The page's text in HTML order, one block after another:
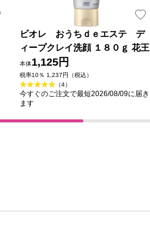
ビオレ おうちｄｅエステ デ
ィープクレイ洗顔 １８０ｇ 花王
本体1,125円
税率10％ 1,237円（税込）
（4）
今すぐのご注文で最短2026/08/09に届き
ます